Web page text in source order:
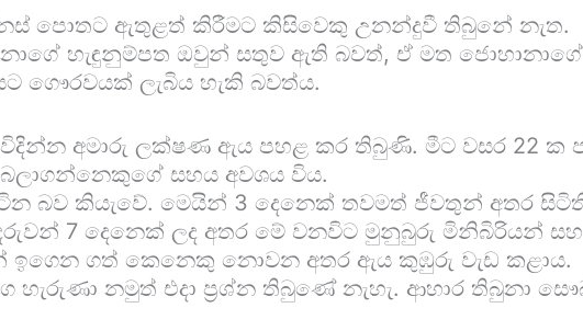
පොතට ඇතුළත් කිරීමට කිසිවෙකු උනන්දුවී තිබුනේ නැත.
හැඳුනුම්පත ඔවුන් සතුව ඇති බවත්, ඒ මත
ගෞරවයක් ලැබිය හැකි බවත්ය.
අමාරු ලක්ෂණ ඇය පහළ කර තිබුණි. මීට වසර 22 ක
සහය අවශය විය.
බව කියැවේ. මෙයින් 3 දෙනෙක් තවමත් ජීවතුන් අතර
7 දෙනෙක් ලද අතර මේ වනවිට මුනුබුරු මිනිබිරියන්
ඉගෙන ගත් කෙනෙකු නොවන අතර ඇය කුඹුරු වැඩ කළාය.
හැරුණා නමුත් එදා ප්‍රශ්න තිබුණේ නැහැ. ආහාර තිබුනා